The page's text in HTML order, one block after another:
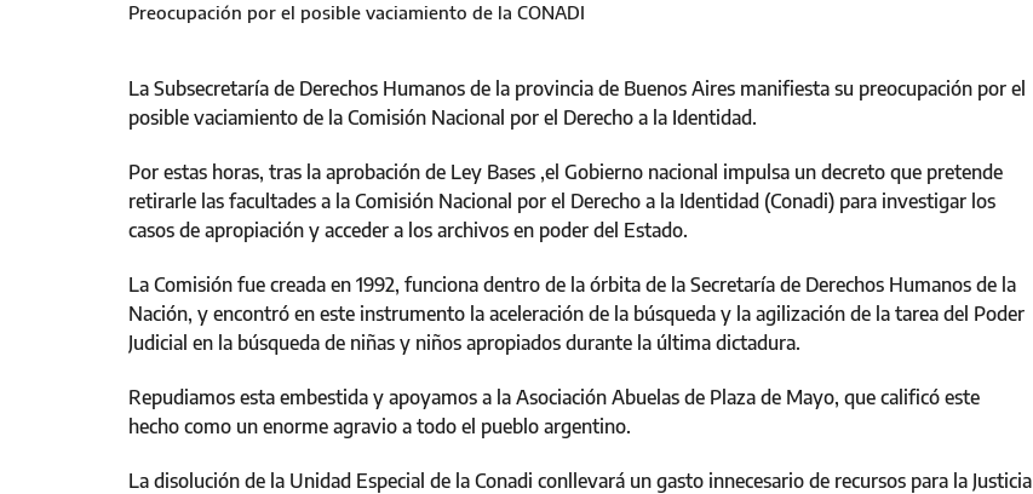
Preocupación por el posible vaciamiento de la CONADI
La Subsecretaría de Derechos Humanos de la provincia de Buenos Aires manifiesta su preocupación por el
posible vaciamiento de la Comisión Nacional por el Derecho a la Identidad.
Por estas horas, tras la aprobación de Ley Bases ,el Gobierno nacional impulsa un decreto que pretende
retirarle las facultades a la Comisión Nacional por el Derecho a la Identidad (Conadi) para investigar los
casos de apropiación y acceder a los archivos en poder del Estado.
La Comisión fue creada en 1992, funciona dentro de la órbita de la Secretaría de Derechos Humanos de la
Nación, y encontró en este instrumento la aceleración de la búsqueda y la agilización de la tarea del Poder
Judicial en la búsqueda de niñas y niños apropiados durante la última dictadura.
Repudiamos esta embestida y apoyamos a la Asociación Abuelas de Plaza de Mayo, que calificó este
hecho como un enorme agravio a todo el pueblo argentino.
La disolución de la Unidad Especial de la Conadi conllevará un gasto innecesario de recursos para la Justicia